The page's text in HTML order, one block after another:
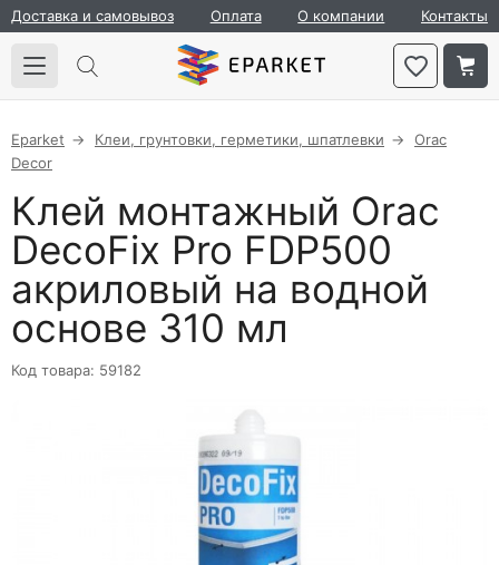
Доставка и самовывоз Оплата О компании Контакты
Eparket Клеи, грунтовки, герметики, шпатлевки
Orac
Decor
Клей монтажный Orac
DecoFix Pro FDP500
акриловый на водной
основе 310 мл
Код товара: 59182